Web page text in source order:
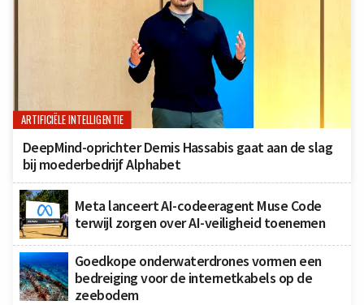
ARTIFICIËLE INTELLIGENTIE
DeepMind-oprichter Demis Hassabis gaat aan de slag
bij moederbedrijf Alphabet
Meta lanceert AI-codeeragent Muse Code
terwijl zorgen over AI-veiligheid toenemen
Goedkope onderwaterdrones vormen een
bedreiging voor de internetkabels op de
zeebodem